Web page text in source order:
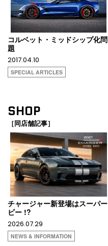
コルベット・ミッドシップ化問
題
2017.04.10
SPECIAL ARTICLES
SHOP
［同店舗記事］
チャージャー新登場はスーパー
ビー !?
2026.07.29
NEWS & INFORMATION